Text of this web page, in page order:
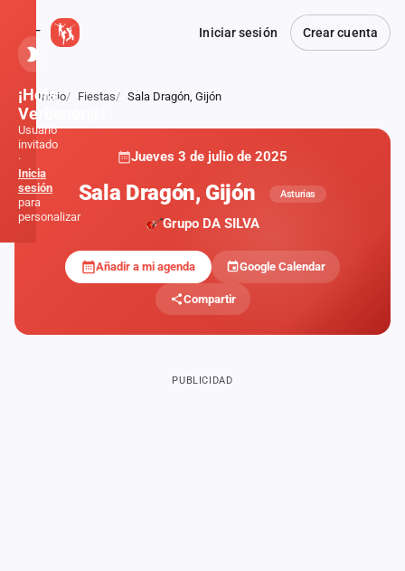
Iniciar sesión Crear cuenta
Atrás
Inicio Fiestas Sala Dragón, Gijón
Jueves 3 de julio de 2025
Sala Dragón, Gijón Asturias
Grupo DA SILVA
Añadir a mi agenda Google Calendar
Compartir
PUBLICIDAD
¡Hola,
Verbener@!
Usuario
invitado
·
Inicia
sesión
para
personalizar